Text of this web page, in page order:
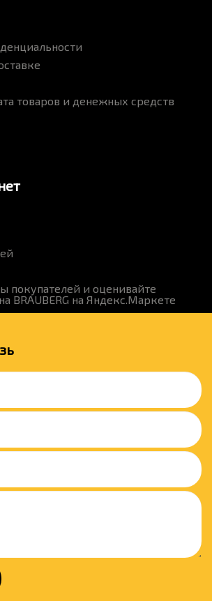
товаров и денежных средств